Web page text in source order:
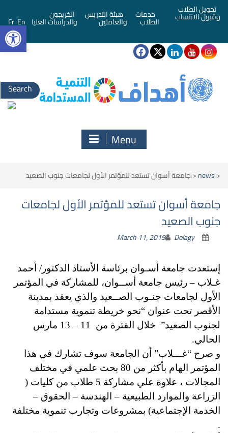
تحويل الطلاب
وقبول الانتساب خدمات
الطلاب
هيئة التدريس
والعاملين
الخريجون
والدراسات العليا En
Fr
Search
for:
Menu
<
news
<جامعة أسوان تستعد للمؤتمر الأول لجامعات جنوب الصعيد
جامعة أسوان تستعد للمؤتمر الأول لجامعات
جنوب الصعيد
March 11, 2019 Dolagy
إستعدت جامعة أسـوان برئاسة الأستاذ الدكتور/ أحمد
غـلاب – رئيس جامعة أســوان، للمشاركة في المؤتمر
الأول لجامعات جنـوب الصــعيد والذي يعقد بمدينة
الأقصر تحت عنوان “نحو خريطة تنموية مستدامة
لجنوب الصعيد” خلال الفترة من 11 – 13 مارس
الحالي.
و صرح “غـــلاب” أن الجامعة سوف تشارك في هذا
المؤتمر الهام بأكثر من 80 بحث علمي في مختلف
المجالات ، علاوة علي مشاركة 5 طلاب من كليات (
الزراعة والموارد الطبيعية – الهندسة – الحقوق –
الخدمة الإجتماعية) بمشروعات وتجارب تنموية مختلفة
.